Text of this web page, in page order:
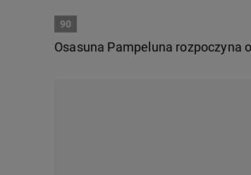
90
Osasuna Pampeluna rozpoczyna